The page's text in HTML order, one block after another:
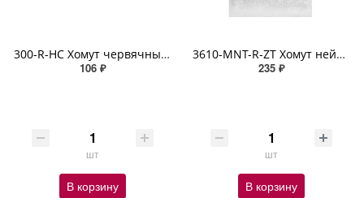
300-R-HC Хомут червячный (10-16 мм х 1 шт, 20-32 мм х 1 шт, 32-50 мм х 1 шт) ABRO
106 ₽
шт
В корзину
3610-MNT-R-ZT Хомут нейлоновый морозостойкий с отверстием под винт (3,6 мм х 100 мм х 100 шт)
235 ₽
шт
В корзину